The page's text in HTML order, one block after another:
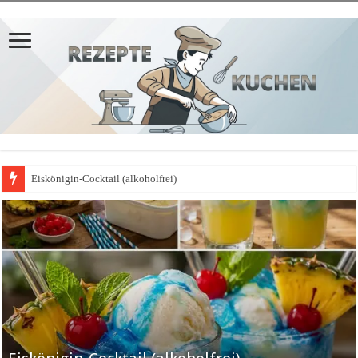
Eiskönigin-Cocktail (alkoholfrei)
𝗣𝗳𝗹𝗮𝘂𝗺𝗲𝗻𝗸𝘂𝗰𝗵𝗲𝗻-𝗔𝗽𝗳𝗲𝗹𝗯𝗹𝗲𝗰𝗵𝗸𝘂𝗰𝗵𝗲𝗻-